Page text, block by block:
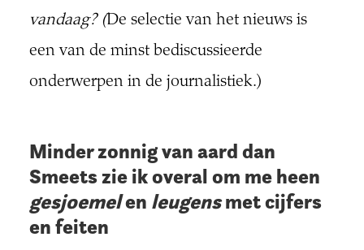
vandaag? (De selectie van het nieuws is
een van de minst bediscussieerde
onderwerpen in de journalistiek.)
Minder zonnig van aard dan
Smeets zie ik overal om me heen
gesjoemelen leugensmet cijfers
en feiten